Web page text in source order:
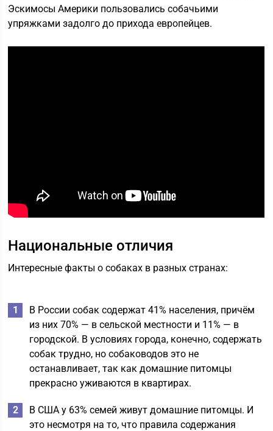
Эскимосы Америки пользовались собачьими
упряжками задолго до прихода европейцев.
Национальные отличия
Интересные факты о собаках в разных странах:
В России собак содержат 41% населения, причём
из них 70% — в сельской местности и 11% — в
городской. В условиях города, конечно, содержать
собак трудно, но собаководов это не
останавливает, так как домашние питомцы
прекрасно уживаются в квартирах.
В США у 63% семей живут домашние питомцы. И
это несмотря на то, что правила содержания